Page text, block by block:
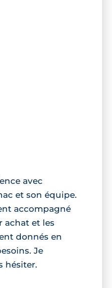
avec
et son équipe.
accompagné
achat et les
donnés en
Je
hésiter.